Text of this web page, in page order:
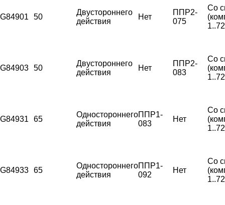
G84901 50
Двустороннего
действия
Нет
ППР2-
075
Со
G84903 50
Двустороннего
действия
Нет
ППР2-
083
Со
G84931 65
Одностороннего
действия
ППР1-
083
Нет
Со
G84933 65
Одностороннего
действия
ППР1-
092
Нет
Со